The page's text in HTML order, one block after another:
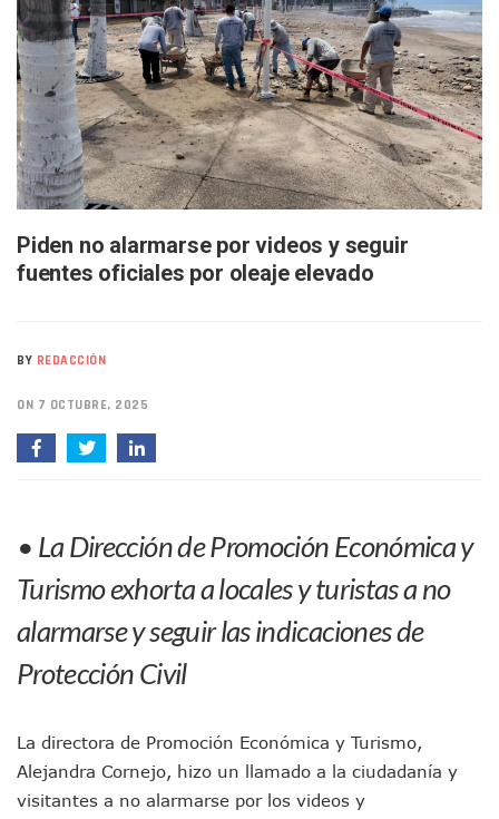
Bruno Blancas Lleva El Mensaje De La Cuarta
Liberan 180 Crías De Iguana Verde En El Estero El Salado
Puerto Vallarta Participa En Los PriceAgencies Awards
Ofrecerán Asesoría Jurídica Gratuita En Puerto Vallarta
Juan Solís E Iris Torres Buscan Integrar La Planilla Del PAN
Realizan Operativo Preventivo En Seis Colonias Del
Arquitecto Luis Munguía Reconoce La Labor Del Personal
Semana Lluviosa Para Puerto Vallarta Con Tormentas Y
Voces Del Orgullo Distingue A Referentes De La
Buques Mexicanos Parten A Venezuela Con 718
Nuevo Transporte Eléctrico En Puerto Vallarta: Rutas,
En Abril 2027 Terminarán El Centro Regional De Autismo
Accidente En Un RZR, Principal Hipótesis Por La Muerte
Este Viernes, Lemus Inaugurará El Sistema De
Nidos De Lluvia Busca Beneficiar A 100 Familias De
Morena Cierra Filas Por La Defensa Del Agua De Calidad
Ra Aguilar Acompaña A Cientos De Familias En Las
Oleaje Y Riesgo Por Cocodrilos Mantienen Restricciones
México Necesitaba 600 Mil Empleos; Solo Generó 262 Mil
Piden no alarmarse por videos y seguir
fuentes oficiales por oleaje elevado
BY REDACCIÓN
ON 7 OCTUBRE, 2025
• La Dirección de Promoción Económica y
Turismo exhorta a locales y turistas a no
alarmarse y seguir las indicaciones de
Protección Civil
La directora de Promoción Económica y Turismo,
Alejandra Cornejo, hizo un llamado a la ciudadanía y
visitantes a no alarmarse por los videos y